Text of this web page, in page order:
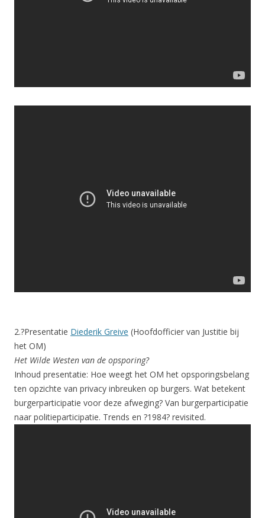
2.?Presentatie Diederik Greive (Hoofdofficier van Justitie bij
het OM)
Het Wilde Westen van de opsporing?
Inhoud presentatie: Hoe weegt het OM het opsporingsbelang
ten opzichte van privacy inbreuken op burgers. Wat betekent
burgerparticipatie voor deze afweging? Van burgerparticipatie
naar politieparticipatie. Trends en ?1984? revisited.